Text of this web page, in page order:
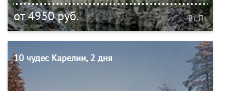
от 4950 руб. Вт, Пт
10 чудес Карелии, 2 дня